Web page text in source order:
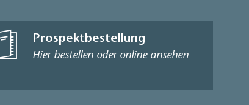
Prospektbestellung
Hier bestellen oder online ansehen